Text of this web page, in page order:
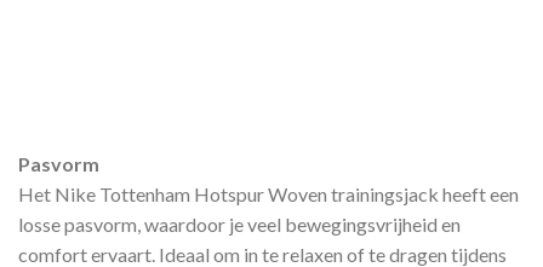
Pasvorm
Het Nike Tottenham Hotspur Woven trainingsjack heeft een
losse pasvorm, waardoor je veel bewegingsvrijheid en
comfort ervaart. Ideaal om in te relaxen of te dragen tijdens